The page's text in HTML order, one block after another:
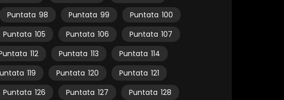
Puntata 98 Puntata 99 Puntata 100
Puntata 105 Puntata 106 Puntata 107
112 Puntata 113 Puntata 114
119 Puntata 120 Puntata 121
Puntata 126 Puntata 127 Puntata 128